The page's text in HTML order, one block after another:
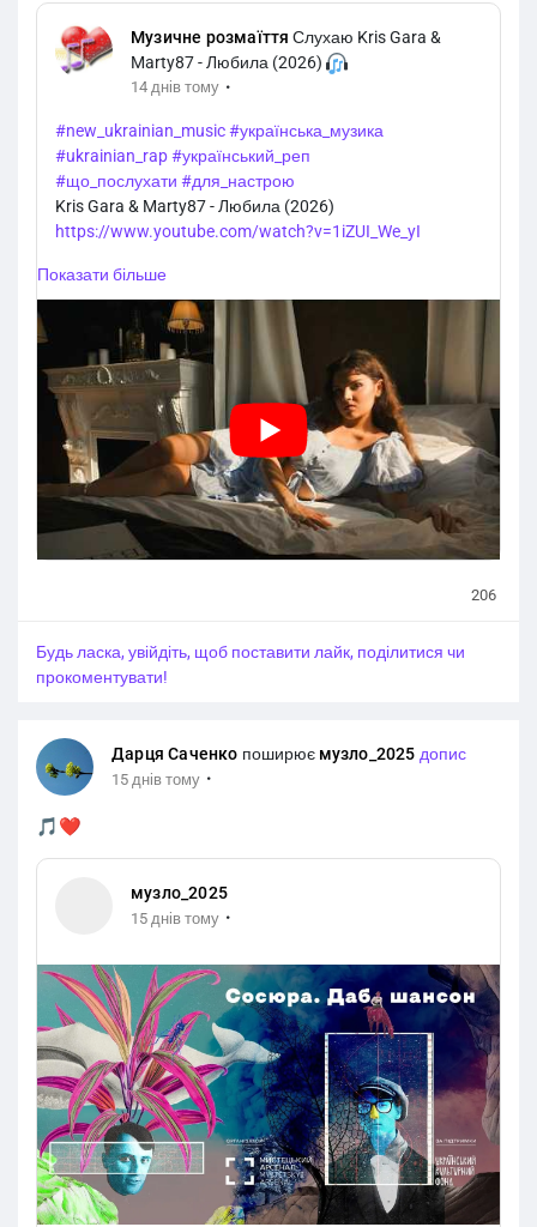
Музичне розмаїття Слухаю Kris Gara &
Marty87 - Любила (2026)
14 днів тому ·
#new_ukrainian_music#українська_музика
#ukrainian_rap#український_реп
#що_послухати #для_настрою
Kris Gara & Marty87 - Любила (2026)
https://www.youtube.com/watch?v=1iZUI_We_yI
Показати більше
206
Будь ласка, увійдіть, щоб поставити лайк, поділитися чи
прокоментувати!
Дарця Саченко поширює музло_2025 допис
15 днів тому ·
🎵❤️
музло_2025
15 днів тому ·